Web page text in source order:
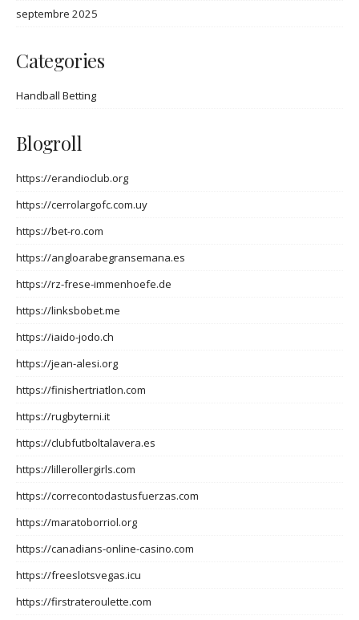
septembre 2025
Categories
Handball Betting
Blogroll
https://erandioclub.org
https://cerrolargofc.com.uy
https://bet-ro.com
https://angloarabegransemana.es
https://rz-frese-immenhoefe.de
https://linksbobet.me
https://iaido-jodo.ch
https://jean-alesi.org
https://finishertriatlon.com
https://rugbyterni.it
https://clubfutboltalavera.es
https://lillerollergirls.com
https://correcontodastusfuerzas.com
https://maratoborriol.org
https://canadians-online-casino.com
https://freeslotsvegas.icu
https://firstrateroulette.com